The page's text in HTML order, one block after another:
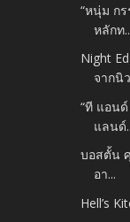
“หนุ่ม ก
หลักท
Night
จากนิ
“ที แอน
แลนด์
บอสตั้น
อา...
Hell’s